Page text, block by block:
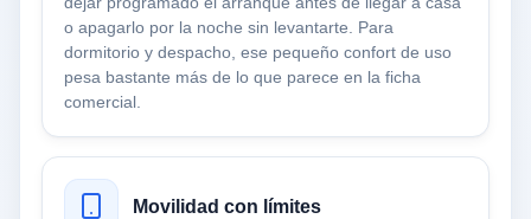
o apagarlo por la noche sin levantarte. Para
dormitorio y despacho, ese pequeño confort de uso
pesa bastante más de lo que parece en la ficha
comercial.
Movilidad con límites